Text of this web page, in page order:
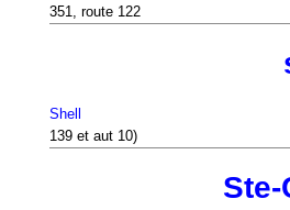
351, route 122
Shell
139 et aut 10)